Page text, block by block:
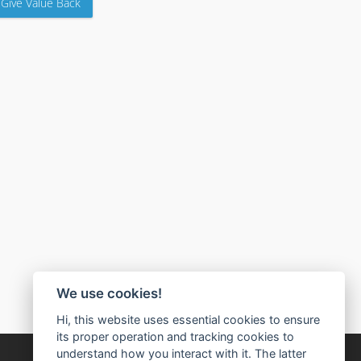
We use cookies!
Hi, this website uses essential cookies to ensure
its proper operation and tracking cookies to
understand how you interact with it. The latter